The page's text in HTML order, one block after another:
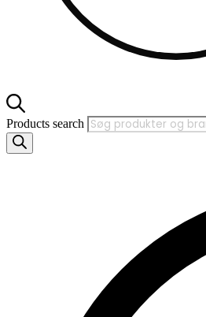
Products search